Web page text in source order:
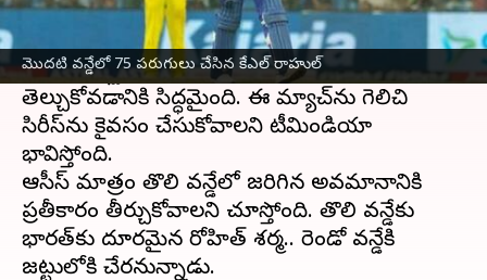
మొదటి వన్డేలో 75 పరుగులు చేసిన కేఎల్ రాహుల్
ఆస్ట్రేలియాపై తొలి వన్డేలోటీమిండియాఐదు వికెట్ల
తేడాతో గెలుపొందింది. రెండో వన్డేలో విశాఖపట్నం
వేదికగా ఆస్ట్రేలియాతో టీమిండియా అమీతుమీ
తెల్చుకోవడానికి సిద్ధమైంది. ఈ మ్యాచ్‌ను గెలిచి
సిరీస్‌ను కైవసం చేసుకోవాలని టీమిండియా
భావిస్తోంది.
ఆసీస్ మాత్రం తొలి వన్డేలో జరిగిన అవమానానికి
ప్రతీకారం తీర్చుకోవాలని చూస్తోంది. తొలి వన్డేకు
భారత్‌కు దూరమైన రోహిత్ శర్మ.. రెండో వన్డేకి
జట్టులోకి చేరనున్నాడు.